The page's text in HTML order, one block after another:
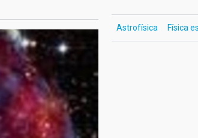
Astrofísica Física